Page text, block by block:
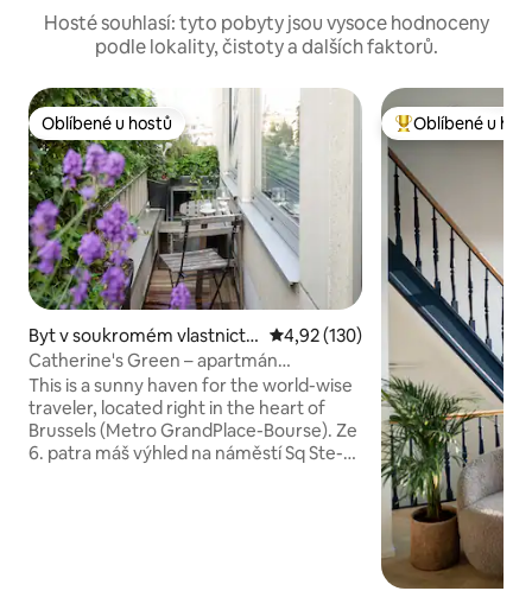
Hosté souhlasí: tyto pobyty jsou vysoce hodnoceny
podle lokality, čistoty a dalších faktorů.
Oblíbené u hostů
Oblíbené u hostů
Byt v soukromém vlastnictví
ve městě Brusel
Průměrné hodnocení 4,92 z 5,
4,92 (130)
Catherine's Green – apartmán
s balkonem poblíž Grand Place
This is a sunny haven for the world-wise
traveler, located right in the heart of
Brussels (Metro GrandPlace-Bourse). Ze
6. patra máš výhled na náměstí Sq Ste-
Nejlepší v
Oblíbené u